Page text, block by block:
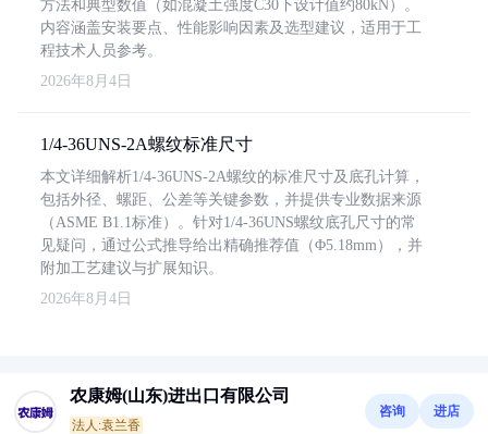
方法和典型数值（如混凝土强度C30下设计值约80kN）。
内容涵盖安装要点、性能影响因素及选型建议，适用于工
程技术人员参考。
2026年8月4日
1/4-36UNS-2A螺纹标准尺寸
本文详细解析1/4-36UNS-2A螺纹的标准尺寸及底孔计算，
包括外径、螺距、公差等关键参数，并提供专业数据来源
（ASME B1.1标准）。针对1/4-36UNS螺纹底孔尺寸的常
见疑问，通过公式推导给出精确推荐值（Φ5.18mm），并
附加工艺建议与扩展知识。
2026年8月4日
农康姆(山东)进出口有限公司
法人:袁兰香
咨询 进店